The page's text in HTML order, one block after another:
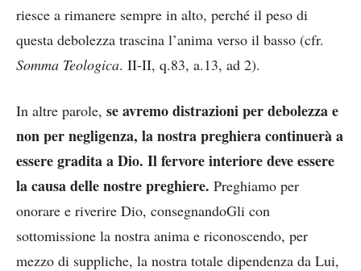
riesce a rimanere sempre in alto, perché il peso di
questa debolezza trascina l’anima verso il basso (cfr.
Somma Teologica. II-II, q.83, a.13, ad 2).
In altre parole, se avremo distrazioni per debolezza e
non per negligenza, la nostra preghiera continuerà a
essere gradita a Dio. Il fervore interiore deve essere
la causa delle nostre preghiere. Preghiamo per
onorare e riverire Dio, consegnandoGli con
sottomissione la nostra anima e riconoscendo, per
mezzo di suppliche, la nostra totale dipendenza da Lui,